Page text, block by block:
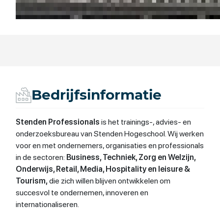
Bedrijfsinformatie
Stenden Professionals is het trainings-, advies- en
onderzoeksbureau van Stenden Hogeschool. Wij werken
voor en met ondernemers, organisaties en professionals
in de sectoren: Business, Techniek, Zorg en Welzijn,
Onderwijs, Retail, Media, Hospitality en leisure &
Tourism,die zich willen blijven ontwikkelen om
succesvol te ondernemen, innoveren en
internationaliseren.